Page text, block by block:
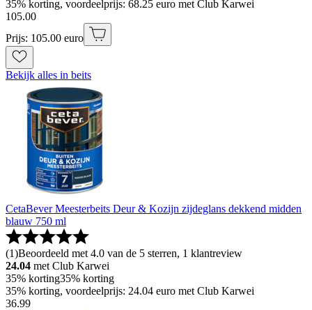
35% korting, voordeelprijs: 68.25 euro met Club Karwei
105.00
Prijs: 105.00 euro
Bekijk alles in beits
CetaBever Meesterbeits Deur & Kozijn zijdeglans dekkend midden
blauw 750 ml
(1)Beoordeeld met 4.0 van de 5 sterren, 1 klantreview
24.04 met Club Karwei
35% korting35% korting
35% korting, voordeelprijs: 24.04 euro met Club Karwei
36.99